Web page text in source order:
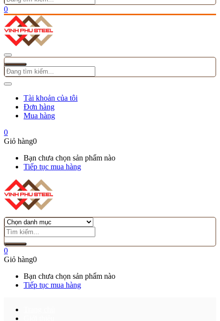
0
Tài khoản của tôi
Đơn hàng
Mua hàng
0
Giỏ hàng0
Bạn chưa chọn sản phẩm nào
Tiếp tục mua hàng
0
Giỏ hàng0
Bạn chưa chọn sản phẩm nào
Tiếp tục mua hàng